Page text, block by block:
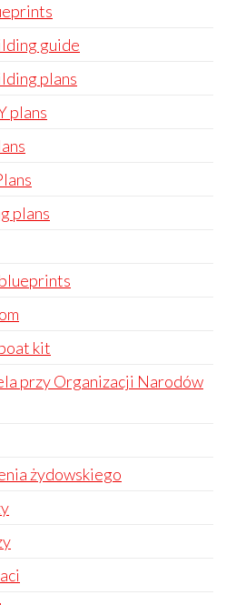
guide
plans
plans
plans
kit
przy Organizacji Narodów
żydowskiego